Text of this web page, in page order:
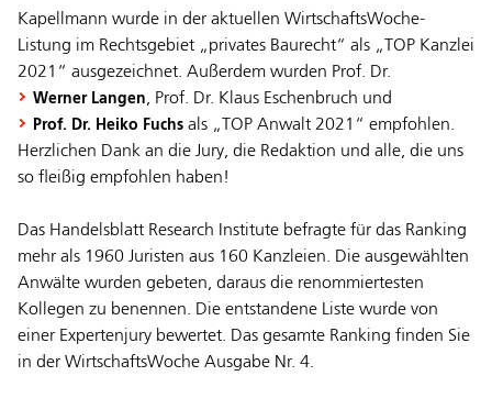
Kapellmann wurde in der aktuellen WirtschaftsWoche-
Listung im Rechtsgebiet „privates Baurecht“ als „TOP Kanzlei
2021“ ausgezeichnet. Außerdem wurden Prof. Dr.
Werner Langen, Prof. Dr. Klaus Eschenbruch und
Prof. Dr. Heiko Fuchs als „TOP Anwalt 2021“ empfohlen.
Herzlichen Dank an die Jury, die Redaktion und alle, die uns
so fleißig empfohlen haben!
Das Handelsblatt Research Institute befragte für das Ranking
mehr als 1960 Juristen aus 160 Kanzleien. Die ausgewählten
Anwälte wurden gebeten, daraus die renommiertesten
Kollegen zu benennen. Die entstandene Liste wurde von
einer Expertenjury bewertet. Das gesamte Ranking finden Sie
in der WirtschaftsWoche Ausgabe Nr. 4.